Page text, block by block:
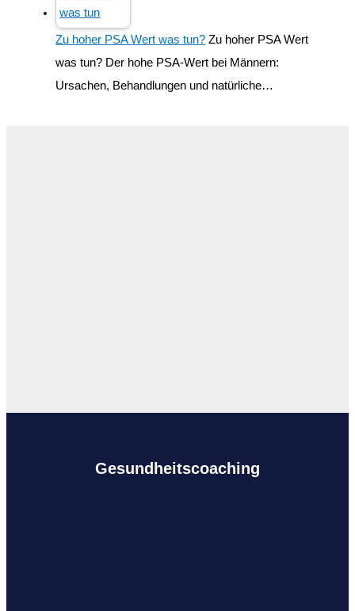
Zu hoher PSA Wert was tun? Zu hoher PSA Wert
was tun? Der hohe PSA-Wert bei Männern:
Ursachen, Behandlungen und natürliche…
Gesundheitscoaching